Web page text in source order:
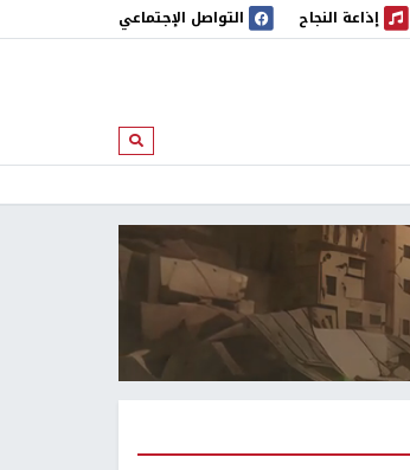
إذاعة النجاح
إذاعة النجاح التواصل الإجتماعي
ابحث